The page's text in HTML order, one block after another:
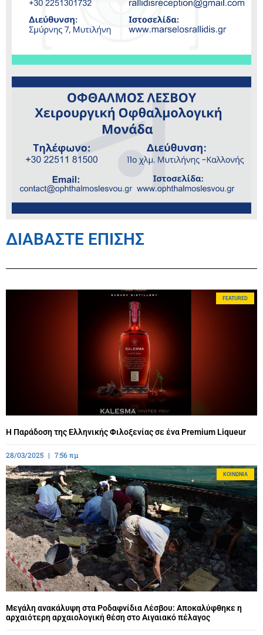
ΔΙΑΒΑΣΤΕ ΕΠΙΣΗΣ
FEATURED
Η Παράδοση της Ελληνικής Φιλοξενίας σε ένα Premium Liqueur
28/03/2025 7:56 πμ
ΚΟΙΝΩΝΊΑ
Μεγάλη ανακάλυψη στα Ροδαφνίδια Λέσβου: Αποκαλύφθηκε η
αρχαιότερη αρχαιολογική θέση στο Αιγαιακό πέλαγος